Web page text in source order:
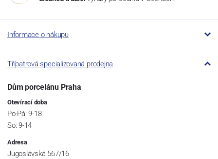
Informace o nákupu
Třípatrová specializovaná prodejna
Dům porcelánu Praha
Otevírací doba
Po-Pá: 9-18
So: 9-14
Adresa
Jugoslávská 567/16